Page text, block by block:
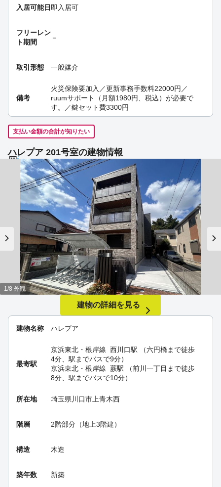
入居可能日 即入居可
フリーレン
ト期間
－
取引形態 一般媒介
備考
火災保険要加入／更新事務手数料22000円／
ruumサポート（月額1980円、税込）が必要で
す。／鍵セット費3300円
支払い金額の合計が知りたい
ハレプア 201号室の建物情報
建物名称 ハレプア
最寄駅
京浜東北・根岸線 西川口駅 （六円橋まで徒歩
4分、駅までバスで9分）
京浜東北・根岸線 蕨駅 （前川一丁目まで徒歩
8分、駅までバスで10分）
所在地 埼玉県川口市上青木西
階層 2階部分（地上3階建）
構造 木造
築年数 新築
1/8 外観
建物の詳細を見る